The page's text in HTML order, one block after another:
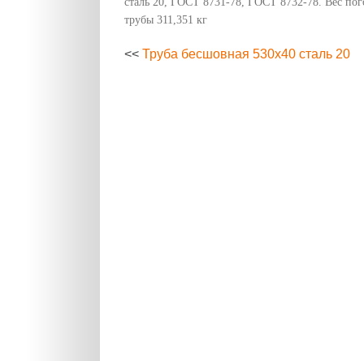
трубы 311,351 кг
<< Труба бесшовная 530х40 сталь 20